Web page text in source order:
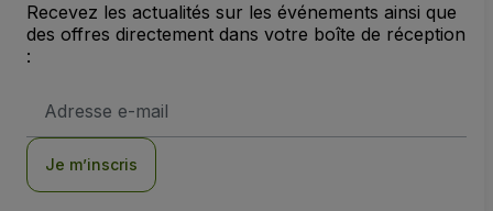
Recevez les actualités sur les événements ainsi que
des offres directement dans votre boîte de réception
:
e-
Je m’inscris